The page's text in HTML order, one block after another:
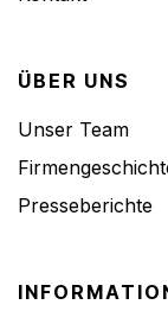
ÜBER UNS
Unser Team
Presseberichte